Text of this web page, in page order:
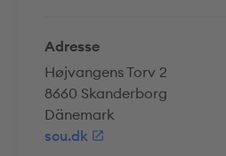
Adresse
Højvangens Torv 2
8660 Skanderborg
Dänemark
scu.dk